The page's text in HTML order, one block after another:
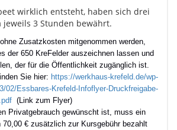
wirklich entsteht, haben sich drei
jeweils 3 Stunden bewährt.
Zusatzkosten mitgenommen werden,
der 650 KreFelder auszeichnen lassen und
der für die Öffentlichkeit zugänglich ist.
Sie hier: https://werkhaus-krefeld.de/wp-
02/Essbares-Krefeld-Infoflyer-Druckfreigabe-
(Link zum Flyer)
Privatgebrauch gewünscht ist, muss ein
70,00 € zusätzlich zur Kursgebühr bezahlt